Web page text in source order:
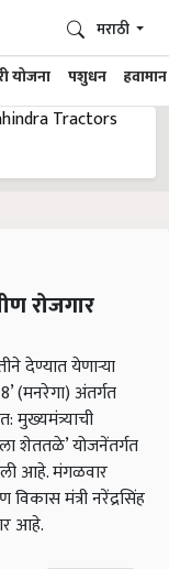
योजना पशुधन हवामान
मराठी
रोजगार
देण्यात येणाऱ्या
(मनरेगा) अंतर्गत
मुख्यमंत्र्याची
शेततळे’ योजनेंतर्गत
आहे. मंगळवार
विकास मंत्री नरेंद्रसिंह
आहे.